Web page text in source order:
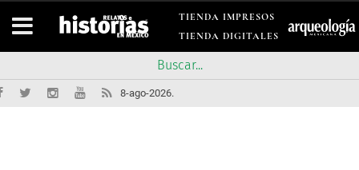
TIENDA IMPRESOS
TIENDA DIGITALES
8-ago-2026.